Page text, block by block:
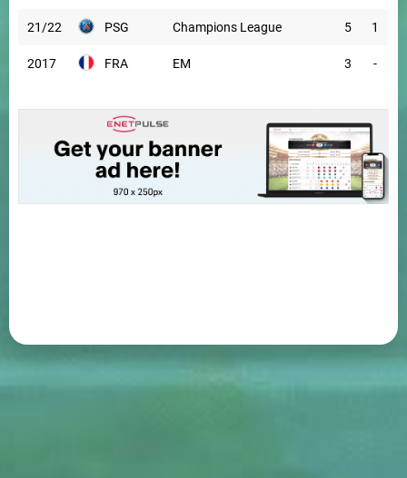
21/22 PSG Champions League 5 1
2017 FRA EM 3 -